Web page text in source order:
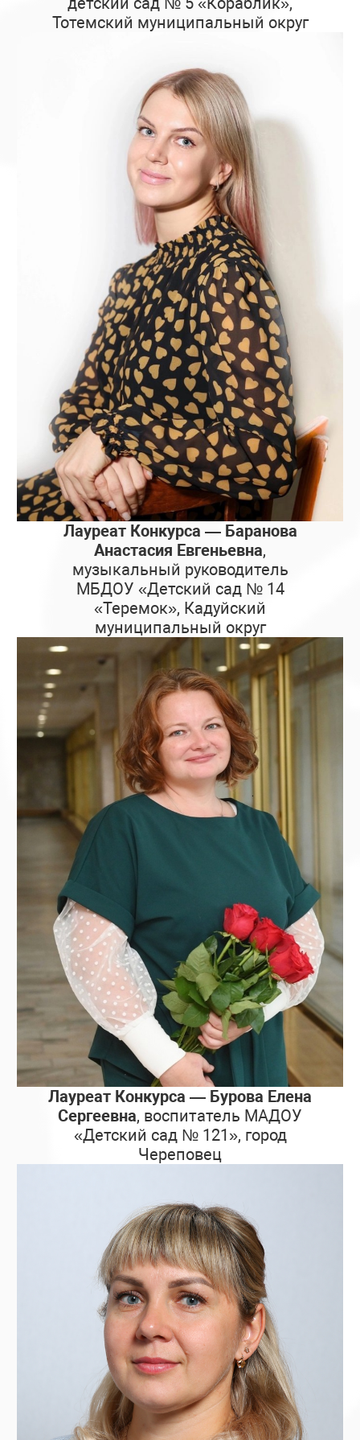
Тотемский муниципальный округ
Лауреат Конкурса — Баранова
Анастасия Евгеньевна,
музыкальный руководитель
МБДОУ «Детский сад № 14
«Теремок», Кадуйский
муниципальный округ
Лауреат Конкурса — Бурова Елена
Сергеевна, воспитатель МАДОУ
«Детский сад № 121», город
Череповец